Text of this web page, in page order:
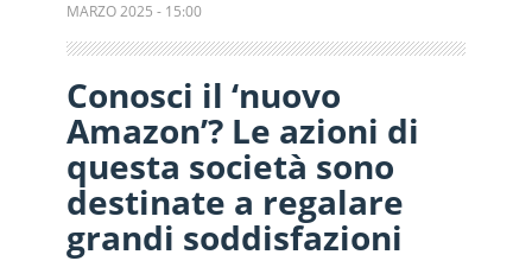
MARZO 2025 - 15:00
Conosci il ‘nuovo
Amazon’? Le azioni di
questa società sono
destinate a regalare
grandi soddisfazioni